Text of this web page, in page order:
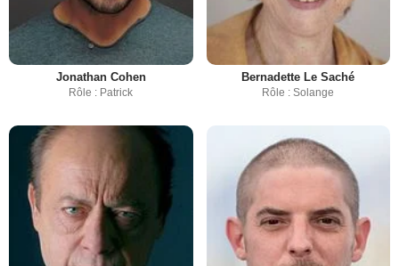
Jonathan Cohen
Rôle : Patrick
Bernadette Le Saché
Rôle : Solange